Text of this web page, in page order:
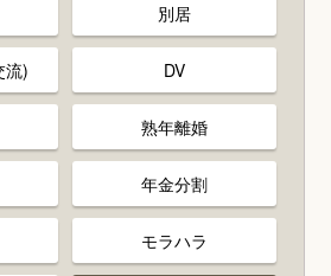
別居
流) DV
熟年離婚
年金分割
モラハラ